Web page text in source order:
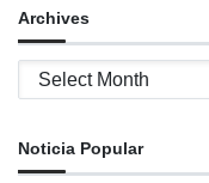
Archives
Archives
Noticia Popular